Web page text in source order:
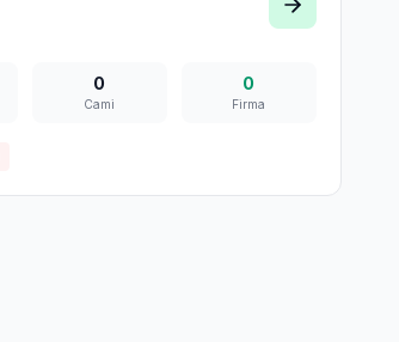
0
Cami
0
Firma